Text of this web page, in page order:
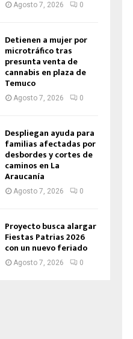
Agosto 7, 2026 0
Detienen a mujer por
microtráfico tras
presunta venta de
cannabis en plaza de
Temuco
Agosto 7, 2026 0
Despliegan ayuda para
familias afectadas por
desbordes y cortes de
caminos en La
Araucanía
Agosto 7, 2026 0
Proyecto busca alargar
Fiestas Patrias 2026
con un nuevo feriado
Agosto 7, 2026 0